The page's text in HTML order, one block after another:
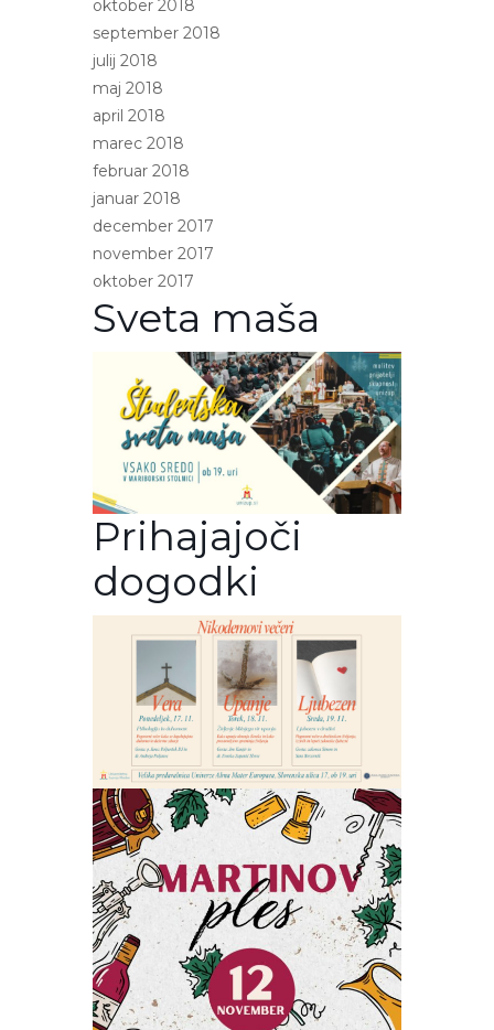
oktober 2018
september 2018
julij 2018
maj 2018
april 2018
marec 2018
februar 2018
januar 2018
december 2017
november 2017
oktober 2017
Sveta maša
Prihajajoči
dogodki